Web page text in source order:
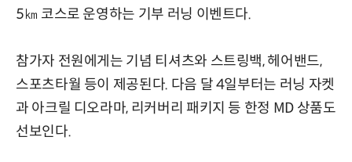
5㎞ 코스로 운영하는 기부 러닝 이벤트다.
참가자 전원에게는 기념 티셔츠와 스트링백, 헤어밴드,
스포츠타월 등이 제공된다. 다음 달 4일부터는 러닝 자켓
과 아크릴 디오라마, 리커버리 패키지 등 한정 MD 상품도
선보인다.